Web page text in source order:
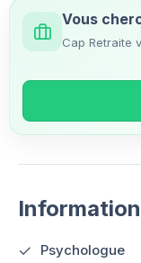
Vous
Cap Retraite
Psychologue